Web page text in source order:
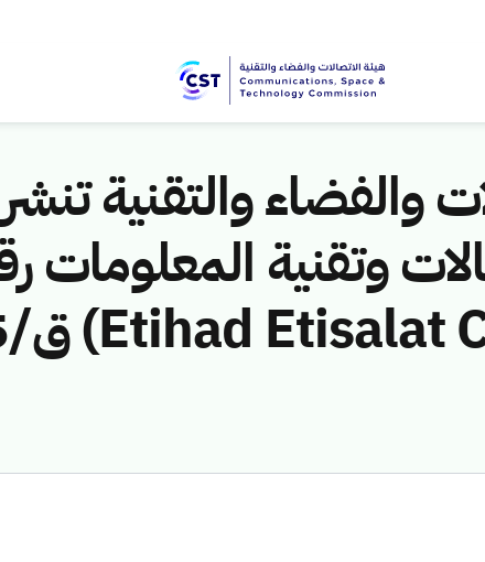
والفضاء والتقنية